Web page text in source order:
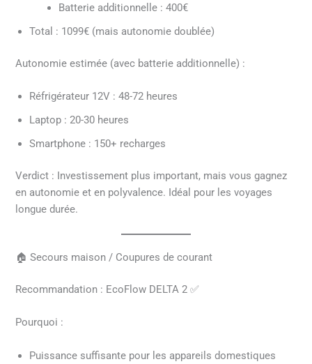
Batterie additionnelle : 400€
Total : 1099€ (mais autonomie doublée)
Autonomie estimée (avec batterie additionnelle) :
Réfrigérateur 12V : 48-72 heures
Laptop : 20-30 heures
Smartphone : 150+ recharges
Verdict : Investissement plus important, mais vous gagnez
en autonomie et en polyvalence. Idéal pour les voyages
longue durée.
🏠 Secours maison / Coupures de courant
Recommandation : EcoFlow DELTA 2 ✅
Pourquoi :
Puissance suffisante pour les appareils domestiques